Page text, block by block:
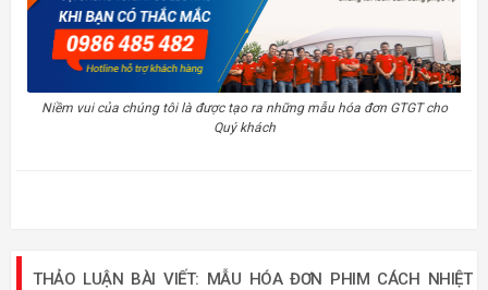
Niềm vui của chúng tôi là được tạo ra những mẫu hóa đơn GTGT cho
Quý khách
THẢO LUẬN BÀI VIẾT: MẪU HÓA ĐƠN PHIM CÁCH NHIỆT